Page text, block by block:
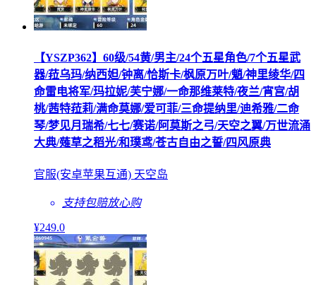
【YSZP362】60级/54黄/男主/24个五星角色/7个五星武
器/菈乌玛/纳西妲/钟离/恰斯卡/枫原万叶/魈/神里绫华/四
命雷电将军/玛拉妮/芙宁娜/一命那维莱特/夜兰/宵宫/胡
桃/茜特菈莉/满命莫娜/爱可菲/三命提纳里/迪希雅/二命
琴/梦见月瑞希/七七/赛诺/阿莫斯之弓/天空之翼/万世流涌
大典/薙草之稻光/和璞鸢/苍古自由之誓/四风原典
官服(安卓苹果互通) 天空岛
支持包赔放心购
¥249.0